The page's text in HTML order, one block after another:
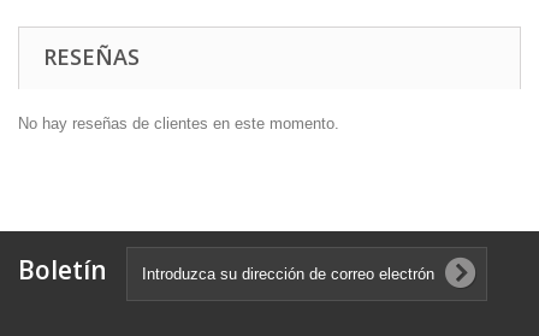
RESEÑAS
No hay reseñas de clientes en este momento.
Boletín